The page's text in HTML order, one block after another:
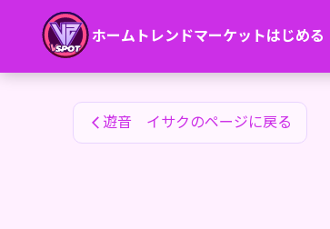
ホーム トレンドマーケットはじめる
遊音 イサクのファンアイテム
遊音 イサクのページに戻る
遊音 イサクのファンアイテム — 24karat